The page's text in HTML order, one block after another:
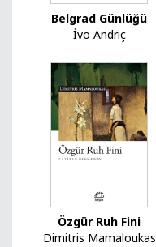
Belgrad Günlüğü
İvo Andriç
Özgür Ruh Fini
Dimitris Mamaloukas